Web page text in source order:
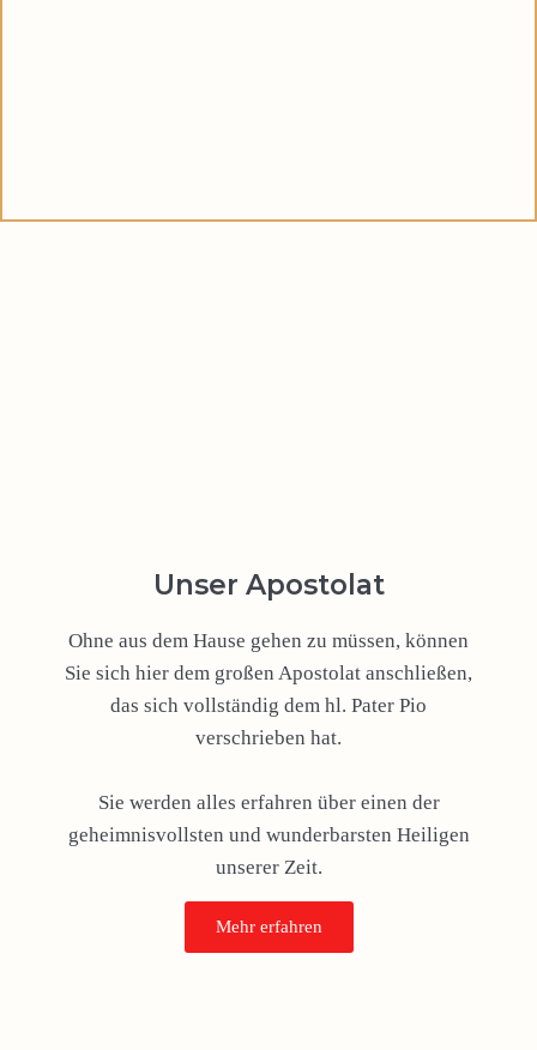
Unser Apostolat
Ohne aus dem Hause gehen zu müssen, können
Sie sich hier dem großen Apostolat anschließen,
das sich vollständig dem hl. Pater Pio
verschrieben hat.
Sie werden alles erfahren über einen der
geheimnisvollsten und wunderbarsten Heiligen
unserer Zeit.
Mehr erfahren